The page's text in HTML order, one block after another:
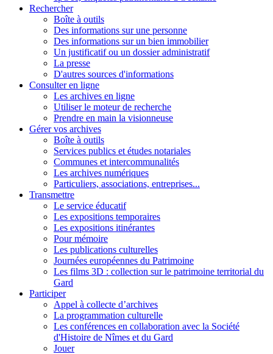
Rechercher
Boîte à outils
Des informations sur une personne
Des informations sur un bien immobilier
Un justificatif ou un dossier administratif
La presse
D'autres sources d'informations
Consulter en ligne
Les archives en ligne
Utiliser le moteur de recherche
Prendre en main la visionneuse
Gérer vos archives
Boîte à outils
Services publics et études notariales
Communes et intercommunalités
Les archives numériques
Particuliers, associations, entreprises...
Transmettre
Le service éducatif
Les expositions temporaires
Les expositions itinérantes
Pour mémoire
Les publications culturelles
Journées européennes du Patrimoine
Les films 3D : collection sur le patrimoine territorial du
Gard
Participer
Appel à collecte d’archives
La programmation culturelle
Les conférences en collaboration avec la Société
d'Histoire de Nîmes et du Gard
Jouer